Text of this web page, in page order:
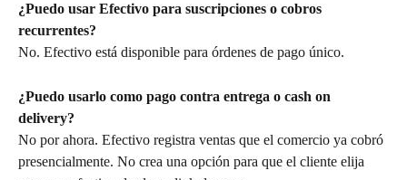
¿Puedo usar Efectivo para suscripciones o cobros
recurrentes?
No. Efectivo está disponible para órdenes de pago único.
¿Puedo usarlo como pago contra entrega o cash on
delivery?
No por ahora. Efectivo registra ventas que el comercio ya cobró
presencialmente. No crea una opción para que el cliente elija